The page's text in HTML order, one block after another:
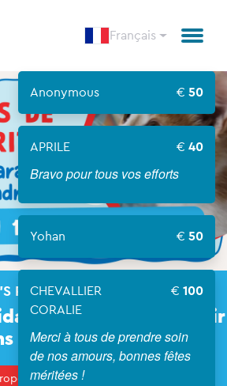
Français
Anonymous 50
APRILE 40
Bravo pour tous vos efforts
Yohan 50
CHEVALLIER
CORALIE
100
Merci à tous de prendre soin
de nos amours, bonnes fêtes
méritées !
RESCUE FRANCE
pour leur garantir
et tendresse
De La Campagne